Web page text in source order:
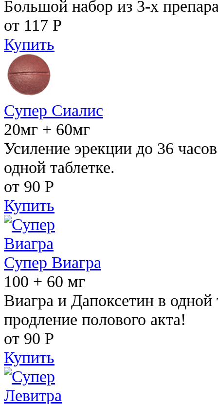
Большой набор из 3-х
от 117 Р
Купить
Супер Сиалис
20мг + 60мг
Усиление эрекции до 36
одной таблетке.
от 90 Р
Купить
Супер Виагра
100 + 60 мг
Виагра и Дапоксетин в одной
продление полового акта!
от 90 Р
Купить